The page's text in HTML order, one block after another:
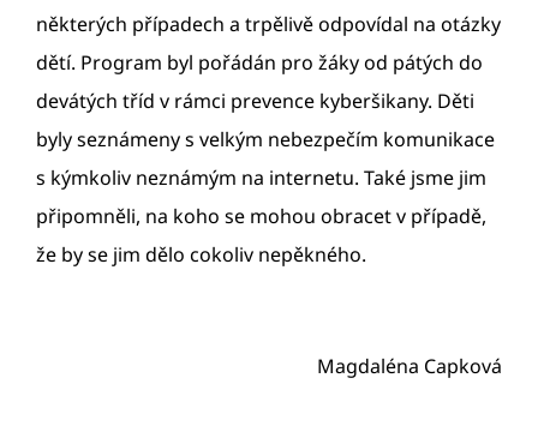
některých případech a trpělivě odpovídal na otázky
dětí. Program byl pořádán pro žáky od pátých do
devátých tříd v rámci prevence kyberšikany. Děti
byly seznámeny s velkým nebezpečím komunikace
s kýmkoliv neznámým na internetu. Také jsme jim
připomněli, na koho se mohou obracet v případě,
že by se jim dělo cokoliv nepěkného.
Magdaléna Capková